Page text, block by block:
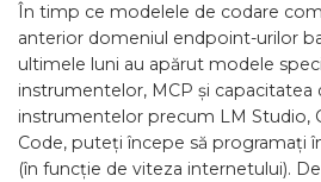
În timp ce modelele de codare
anterior domeniul endpoint-urilor
ultimele luni au apărut modele
instrumentelor, MCP și capacitatea
instrumentelor precum LM Studio,
Code, puteți începe să programați
(în funcție de viteza internetului).